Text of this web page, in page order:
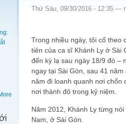
Thứ Sáu, 09/30/2016 - 12:35 —
Trong nhiều ngày, tôi cố theo
tiên của ca sĩ Khánh Ly ở Sài
đến kỳ lạ sau ngày 18/9 đó –
ngay tại Sài Gòn, sau 41
năm đi loanh quanh nơi
nơi thành đô trong kỷ niệm.
Năm 2012, Khánh Ly từng
Nam, ở Sài Gòn.